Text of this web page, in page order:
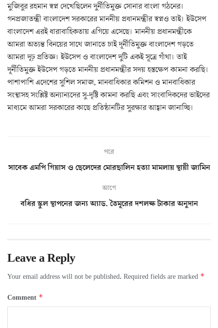
মুজিবুর রহমান স্বপ্ন দেখেছিলেন দুর্নীতিমুক্ত সোনার বাংলা গঠনের।
গনপ্রজাতন্ত্রী বাংলাদেশ সরকারের মাননীয় প্রধানমন্ত্রীর স্বপ্নও তাই। ইউসেপ
বাংলাদেশ এরই ধারাবাহিকতায় এগিয়ে এসেছে। মাননীয় প্রধানমন্ত্রীকে
আমরা অত্যন্ত বিনয়ের সাথে জানাতে চাই দূর্নীতিমুক্ত বাংলাদেশ গড়তে
আমরা দৃঢ় প্রতিজ্ঞ। ইউসেপ ও বাংলাদেশ দুটি একই সূত্রে গাঁথা। তাই
দূর্নীতিমুক্ত ইউসেপ গড়তে মাননীয় প্রধানমন্ত্রীর সদয় হস্তক্ষেপ কামনা করছি।
পাশাপাশি এদেশের সুশিল সমাজ, মানবাধিকার কমিশন ও মানবাধিকার
সংস্থাসহ সংশ্লিষ্ট অন্যান্যদের সু-দৃষ্টি কামনা করছি এবং সাংবাদিকদের ভাইদের
মাধ্যমে আমরা সরকারের কাছে প্রতিষ্ঠানটির সুরক্ষার আহ্বান জানাচ্ছি।
পরে
সাবেক এমপি গিয়াস ও ছেলেদের মোরছালিন হত্যা মামলায় স্থায়ী জামিন
আগে
বধির স্কুল স্থাপনের জন্য অ্যাড. তৈমূরের দশলক্ষ টাকার অনুদান
Leave a Reply
Your email address will not be published. Required fields are marked *
Comment *